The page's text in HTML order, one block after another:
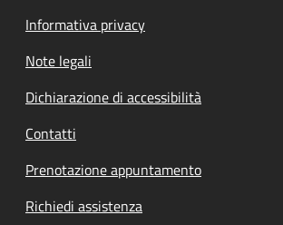
Informativa privacy
Note legali
Dichiarazione di accessibilità
Contatti
Prenotazione appuntamento
Richiedi assistenza